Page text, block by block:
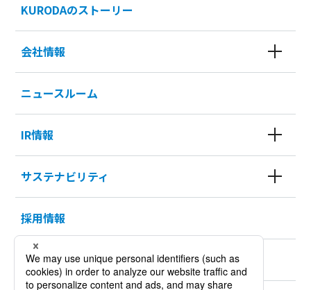
KURODAのストーリー
会社情報
ニュースルーム
IR情報
サステナビリティ
採用情報
KURODA HISTORY 100